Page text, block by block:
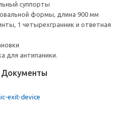
суппорты
формы, длина 900 мм
1 четырехгранник и ответная
для антипаники.
Документы
exit-device